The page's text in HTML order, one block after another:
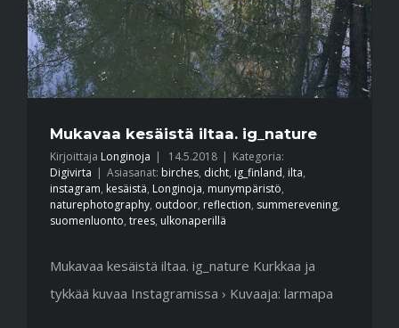
Mukavaa kesäistä iltaa. ig_nature
Kirjoittaja Longinoja 14.5.2018
Kategoria:
Digivirta
Asiasanat: birches, dicht, ig_finland, ilta,
instagram, kesäistä, Longinoja, munympäristö,
naturephotography, outdoor, reflection, summerevening,
suomenluonto, trees, ulkonaperillä
Mukavaa kesäistä iltaa. ig_nature Kurkkaa ja
tykkää kuvaa Instagramissa › Kuvaaja: larmapa